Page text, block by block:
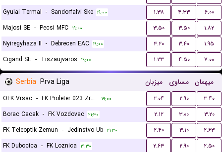
Gyulai Termal - Sandorfalvi Ske ۱۹:۰۰ ۱.۳۸ ۴.۳۳
۶.۰۰
Majosi SE - Pecsi MFC ۱۹:۰۰ ۳.۵۰ ۳.۵۰
۱.۸۲
Nyiregyhaza II - Debrecen EAC ۱۹:۰۰ ۳.۲۰ ۳.۴۰
۱.۹۵
Cigand SE - Tiszaujvaros ۱۹:۰۰ ۱.۳۳ ۴.۵۰ ۷.۰۰
Serbia Prva Liga میزبان مساوی میهمان
OFK Vrsac - FK Proleter 023 Zrenjanin ۱۹:۰۰ ۲.۰۴ ۲.۹۰
۳.۴۰
Borac Cacak - FK Vozdovac ۲۱:۳۰ ۲.۱۲ ۳.۰۰
۳.۲۰
FK Teleoptik Zemun - Jedinstvo Ub ۲۱:۳۰ ۲.۴۰ ۳.۱۰
۲.۶۳
FK Dubocica - FK Loznica ۲۱:۳۰ ۲.۶۳ ۲.۹۰
۲.۵۰